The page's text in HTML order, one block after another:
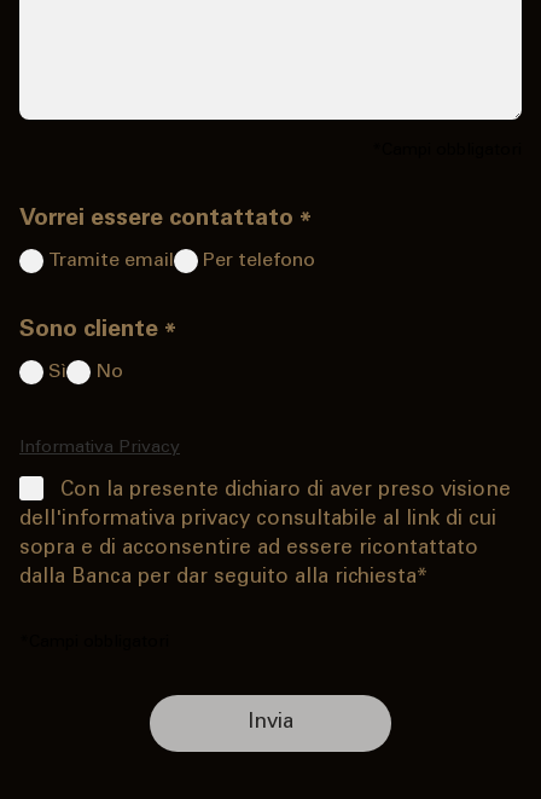
Vorrei essere contattato *
Tramite email Per telefono
Sono cliente *
Sì No
Informativa Privacy
Con la presente dichiaro di aver preso visione
dell'informativa privacy consultabile al link di cui
sopra e di acconsentire ad essere ricontattato
dalla Banca per dar seguito alla richiesta*
Invia